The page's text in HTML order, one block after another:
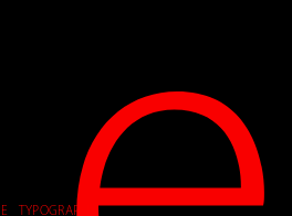
TYPOGRAPHY